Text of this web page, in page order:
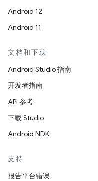
Android 12
Android 11
文档和下载
Android Studio 指南
开发者指南
API 参考
下载 Studio
Android NDK
支持
报告平台错误